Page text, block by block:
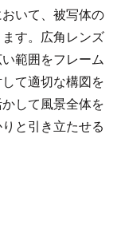
いて、被写体の
す。広角レンズ
範囲をフレーム
て適切な構図を
して風景全体を
と引き立たせる